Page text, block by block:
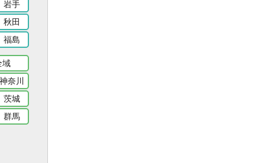
岩手
秋田
福島
域
神奈川
茨城
群馬